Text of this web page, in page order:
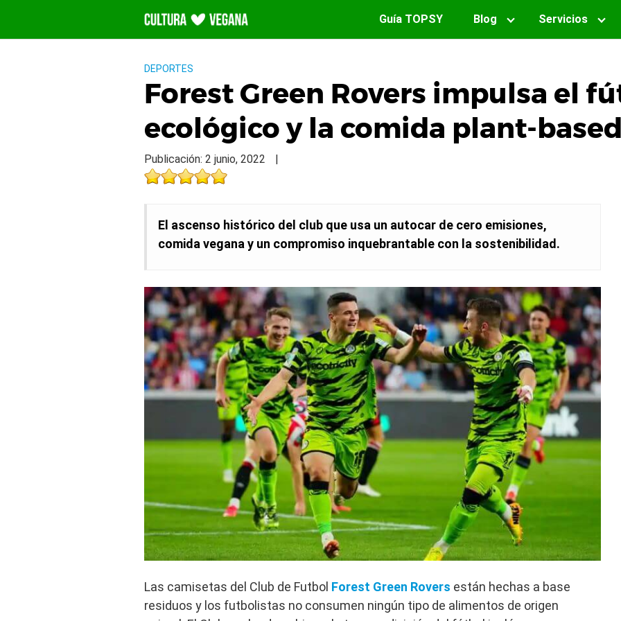
contenido
Guía TOPSY Blog Servicios
DEPORTES
Forest Green Rovers impulsa el
ecológico y la comida plant-based
Publicación: 2 junio, 2022 |
El ascenso histórico del club que usa un autocar de cero emisiones,
comida vegana y un compromiso inquebrantable con la sostenibilidad.
Las camisetas del Club de Futbol Forest Green Rovers están hechas a base
residuos y los futbolistas no consumen ningún tipo de alimentos de origen